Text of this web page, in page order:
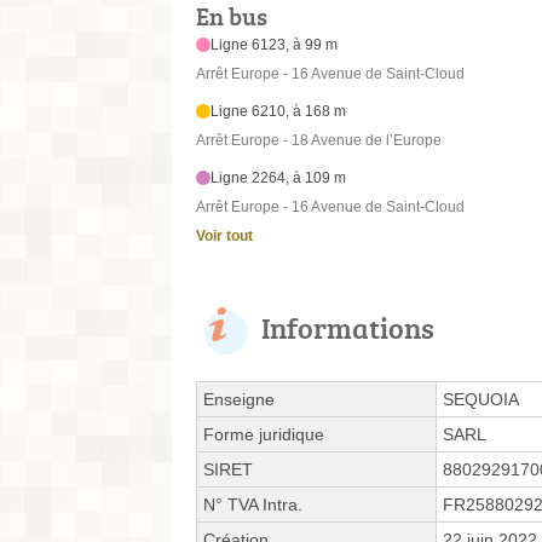
En bus
Ligne 6123, à 99 m
Arrêt Europe - 16 Avenue de Saint-Cloud
Ligne 6210, à 168 m
Arrêt Europe - 18 Avenue de l’Europe
Ligne 2264, à 109 m
Arrêt Europe - 16 Avenue de Saint-Cloud
Voir tout
Informations
Enseigne
SEQUOIA
Forme juridique
SARL
SIRET
N° TVA Intra.